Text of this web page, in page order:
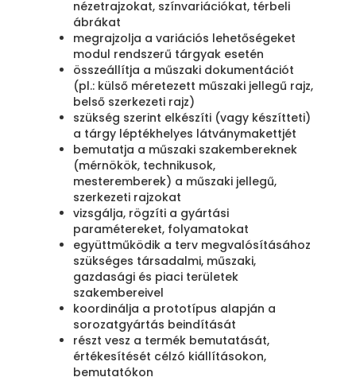
nézetrajzokat, színvariációkat, térbeli
ábrákat
megrajzolja a variációs lehetőségeket
modul rendszerű tárgyak esetén
összeállítja a műszaki dokumentációt
(pl.: külső méretezett műszaki jellegű rajz,
belső szerkezeti rajz)
szükség szerint elkészíti (vagy készítteti)
a tárgy léptékhelyes látványmakettjét
bemutatja a műszaki szakembereknek
(mérnökök, technikusok,
mesteremberek) a műszaki jellegű,
szerkezeti rajzokat
vizsgálja, rögzíti a gyártási
paramétereket, folyamatokat
együttműködik a terv megvalósításához
szükséges társadalmi, műszaki,
gazdasági és piaci területek
szakembereivel
koordinálja a prototípus alapján a
sorozatgyártás beindítását
részt vesz a termék bemutatását,
értékesítését célzó kiállításokon,
bemutatókon